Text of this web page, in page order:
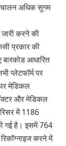
अधिक सुगम
करने की
प्रकार की
बारकोड आधारित
प्लेटफॉर्म पर
मेडिकल
और मेडिकल
में 1186
गई है। इसमें 764
करने में